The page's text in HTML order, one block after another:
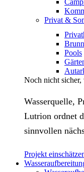
Privat &
Pools
Noch nicht sicher,
Wasserquelle,
Lutrion ordnet
sinnvollen
Projekt